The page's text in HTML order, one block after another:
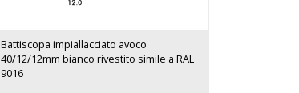
Battiscopa impiallacciato avoco
40/12/12mm bianco rivestito simile a RAL
9016